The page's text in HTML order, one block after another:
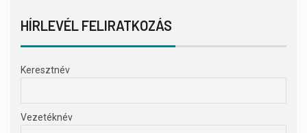
HÍRLEVÉL FELIRATKOZÁS
Keresztnév
Vezetéknév